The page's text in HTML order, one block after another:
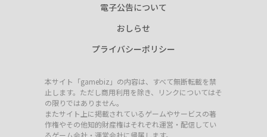
電子公告について
おしらせ
プライバシーポリシー
本サイト「gamebiz」の内容は、すべて無断転載を禁
止します。ただし商用利用を除き、リンクについてはそ
の限りではありません。
またサイト上に掲載されているゲームやサービスの著
作権やその他知的財産権はそれぞれ運営・配信してい